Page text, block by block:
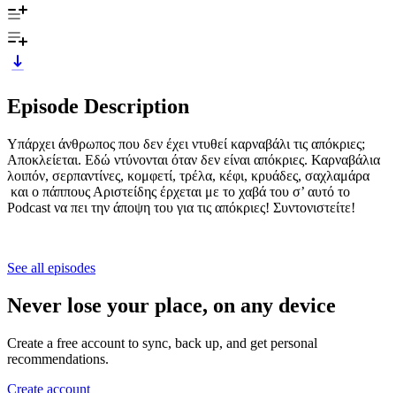
Episode Description
Υπάρχει άνθρωπος που δεν έχει ντυθεί καρναβάλι τις απόκριες;
Αποκλείεται. Εδώ ντύνονται όταν δεν είναι απόκριες. Καρναβάλια
λοιπόν, σερπαντίνες, κομφετί, τρέλα, κέφι, κρυάδες, σαχλαμάρα
και ο πάππους Αριστείδης έρχεται με το χαβά του σ’ αυτό το
Podcast να πει την άποψη του για τις απόκριες! Συντονιστείτε!
See all episodes
Never lose your place, on any device
Create a free account to sync, back up, and get personal
recommendations.
Create account